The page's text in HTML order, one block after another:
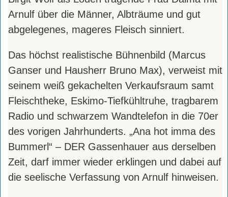
Arnulf über die Männer, Albträume und gut
abgelegenes, mageres Fleisch sinniert.
Das höchst realistische Bühnenbild (Marcus
Ganser und Hausherr Bruno Max), verweist mit
seinem weiß gekachelten Verkaufsraum samt
Fleischtheke, Eskimo-Tiefkühltruhe, tragbarem
Radio und schwarzem Wandtelefon in die 70er
des vorigen Jahrhunderts. „Ana hot imma des
Bummerl“ – DER Gassenhauer aus derselben
Zeit, darf immer wieder erklingen und dabei auf
die seelische Verfassung von Arnulf hinweisen.